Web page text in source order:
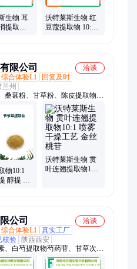
生物 耳
提取物
沃特莱斯生物 红
豆蔻提取物 10:1
限公司
洽谈
综合体验L1
回复及时
兰州
葚粉、甘草粉、陈皮提取物、
、枸杞提取物、沙棘粉、牡蛎
苹果粉、柑橘膳食纤维、淫羊藿
粉、山药提取物、便秘果提取
粉、半边苏提取物、甜石莲水提
物10:1
醇提 多
沃特莱斯生物 贯
叶连翘提取物10:1
公司
洽谈
综合体验L1 真实工厂
核验
陕西西安
、白芍提取物芍药苷、甘草次
侧柏叶提取物